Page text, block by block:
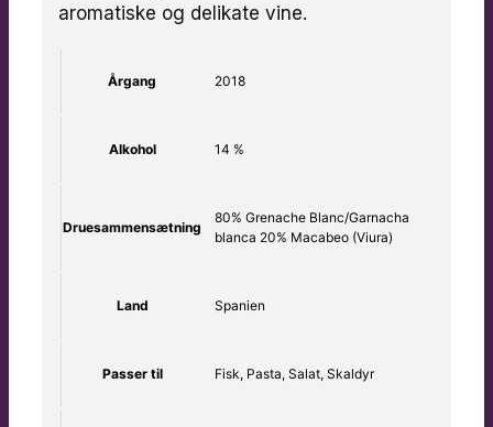
aromatiske og delikate vine.
Årgang 2018
Alkohol 14 %
Druesammensætning
80% Grenache Blanc/Garnacha
blanca 20% Macabeo (Viura)
Land Spanien
Passer til Fisk, Pasta, Salat, Skaldyr